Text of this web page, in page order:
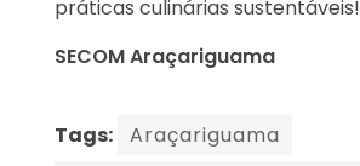
práticas culinárias sustentáveis!
SECOM Araçariguama
Tags:
Araçariguama